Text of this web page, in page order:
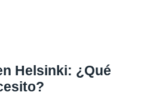
Helsinki: ¿Qué